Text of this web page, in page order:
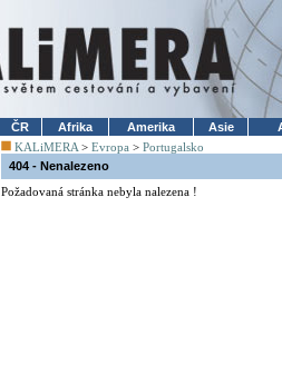
ČR Afrika Amerika Asie
KALiMERA > Evropa > Portugalsko
404 - Nenalezeno
Požadovaná stránka nebyla nalezena !